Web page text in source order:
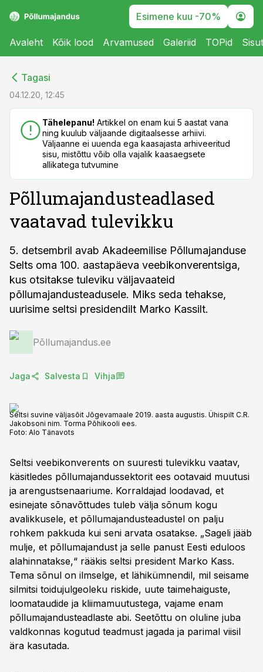
Esimene kuu -70%
Avaleht Kõik lood Arvamused Galeriid TOPid
Tagasi
04.12.20, 12:45
Tähelepanu! Artikkel on enam kui 5 aastat vana
ning kuulub väljaande digitaalsesse arhiivi.
Väljaanne ei uuenda ega kaasajasta arhiveeritud
sisu, mistõttu võib olla vajalik kaasaegsete
allikatega tutvumine
Põllumajandusteadlased
vaatavad tulevikku
5. detsembril avab Akadeemilise Põllumajanduse
Selts oma 100. aastapäeva veebikonverentsiga,
kus otsitakse tuleviku väljavaateid
põllumajandusteadusele. Miks seda tehakse,
uurisime seltsi presidendilt Marko Kassilt.
Põllumajandus.ee
Jaga Salvesta Vihja
Seltsi suvine väljasõit Jõgevamaale 2019. aasta augustis. Ühispilt C.R.
Jakobsoni nim. Torma Põhikooli ees.
Foto: Alo Tänavots
Seltsi veebikonverents on suuresti tulevikku vaatav,
käsitledes põllumajandussektorit ees ootavaid muutusi
ja arengustsenaariume. Korraldajad loodavad, et
esinejate sõnavõttudes tuleb välja sõnum kogu
avalikkusele, et põllumajandusteadustel on palju
rohkem pakkuda kui seni arvata osatakse. „Sageli jääb
mulje, et põllumajandust ja selle panust Eesti eduloos
alahinnatakse,“ rääkis seltsi president Marko Kass.
Tema sõnul on ilmselge, et lähikümnendil, mil seisame
silmitsi toidujulgeoleku riskide, uute taimehaiguste,
loomataudide ja kliimamuutustega, vajame enam
põllumajandusteadlaste abi. Seetõttu on oluline juba
valdkonnas kogutud teadmust jagada ja parimal viisil
ära kasutada.